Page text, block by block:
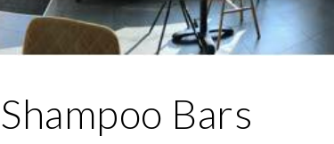
Shampoo Bars